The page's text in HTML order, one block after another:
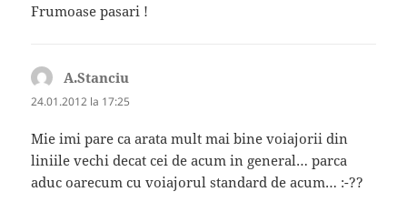
Frumoase pasari !
A.Stanciu
24.01.2012 la 17:25
Mie imi pare ca arata mult mai bine voiajorii din
liniile vechi decat cei de acum in general… parca
aduc oarecum cu voiajorul standard de acum… :-??